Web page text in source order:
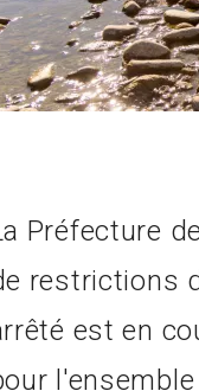
Préfecture
restrictions
est en